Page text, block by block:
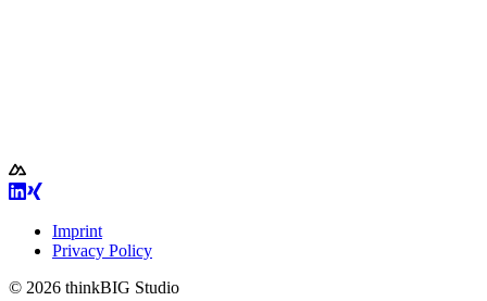
Imprint
Privacy Policy
© 2026 thinkBIG Studio